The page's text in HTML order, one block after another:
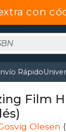
con
Rápido
Film
Olesen